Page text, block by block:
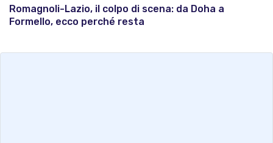
Romagnoli-Lazio, il colpo di scena: da Doha a
Formello, ecco perché resta